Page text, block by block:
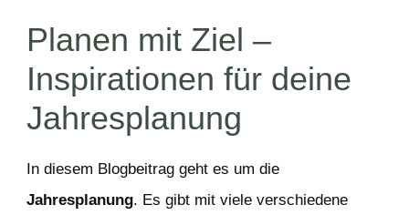
Planen mit Ziel –
Inspirationen für deine
Jahresplanung
In diesem Blogbeitrag geht es um die
Jahresplanung. Es gibt mit viele verschiedene